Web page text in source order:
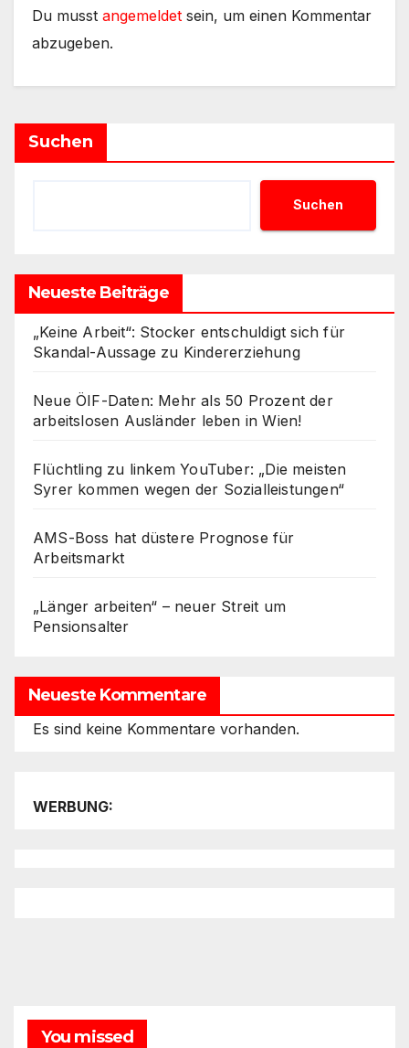
Du musst angemeldet sein, um einen Kommentar
abzugeben.
Suchen
Suchen
Neueste Beiträge
„Keine Arbeit“: Stocker entschuldigt sich für
Skandal-Aussage zu Kindererziehung
Neue ÖIF-Daten: Mehr als 50 Prozent der
arbeitslosen Ausländer leben in Wien!
Flüchtling zu linkem YouTuber: „Die meisten
Syrer kommen wegen der Sozialleistungen“
AMS-Boss hat düstere Prognose für
Arbeitsmarkt
„Länger arbeiten“ – neuer Streit um
Pensionsalter
Neueste Kommentare
Es sind keine Kommentare vorhanden.
WERBUNG:
You missed